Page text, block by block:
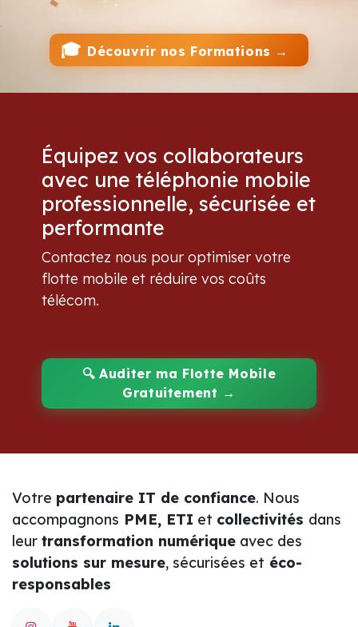
🎓 Découvrir nos Formations →
Équipez vos collaborateurs
avec une téléphonie mobile
professionnelle, sécurisée et
performante
Contactez nous pour optimiser votre
flotte mobile et réduire vos coûts
télécom.
🔍Auditer ma Flotte Mobile
Gratuitement →
Votrepartenaire IT de confiance. Nous
accompagnonsPME, ETIetcollectivités
leurtransformation numérique